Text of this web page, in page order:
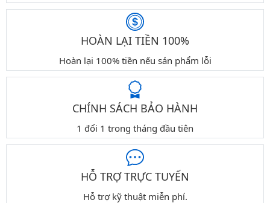
HOÀN LẠI TIỀN 100%
Hoàn lại 100% tiền nếu sản phẩm lỗi
CHÍNH SÁCH BẢO HÀNH
1 đổi 1 trong tháng đầu tiên
HỖ TRỢ TRỰC TUYẾN
Hỗ trợ kỹ thuật miễn phí.